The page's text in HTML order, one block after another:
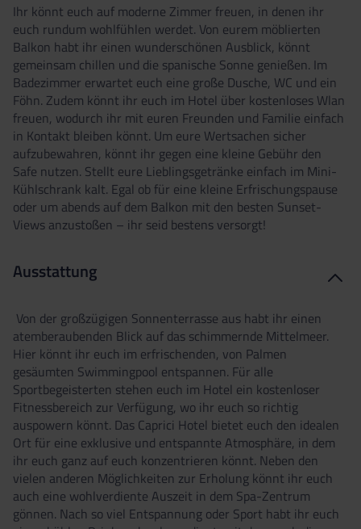
Ihr könnt euch auf moderne Zimmer freuen, in denen ihr
euch rundum wohlfühlen werdet. Von eurem möblierten
Balkon habt ihr einen wunderschönen Ausblick, könnt
gemeinsam chillen und die spanische Sonne genießen. Im
Badezimmer erwartet euch eine große Dusche, WC und ein
Föhn. Zudem könnt ihr euch im Hotel über kostenloses Wlan
freuen, wodurch ihr mit euren Freunden und Familie einfach
in Kontakt bleiben könnt. Um eure Wertsachen sicher
aufzubewahren, könnt ihr gegen eine kleine Gebühr den
Safe nutzen. Stellt eure Lieblingsgetränke einfach im Mini-
Kühlschrank kalt. Egal ob für eine kleine Erfrischungspause
oder um abends auf dem Balkon mit den besten Sunset-
Views anzustoßen – ihr seid bestens versorgt!
Ausstattung
Von der großzügigen Sonnenterrasse aus habt ihr einen
atemberaubenden Blick auf das schimmernde Mittelmeer.
Hier könnt ihr euch im erfrischenden, von Palmen
gesäumten Swimmingpool entspannen. Für alle
Sportbegeisterten stehen euch im Hotel ein kostenloser
Fitnessbereich zur Verfügung, wo ihr euch so richtig
auspowern könnt. Das Caprici Hotel bietet euch den idealen
Ort für eine exklusive und entspannte Atmosphäre, in dem
ihr euch ganz auf euch konzentrieren könnt. Neben den
vielen anderen Möglichkeiten zur Erholung könnt ihr euch
auch eine wohlverdiente Auszeit in dem Spa-Zentrum
gönnen. Nach so viel Entspannung oder Sport habt ihr euch